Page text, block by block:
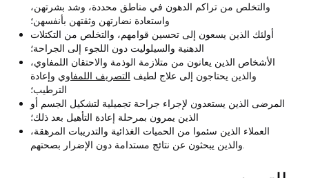
والتخلص من تراكم الدهون في مناطق محددة، وشد بشرتهن،
واستعادة نضارتهن وثقتهن بأنفسهن؛
أولئك الذين يسعون إلى تحسين قوامهم، والتخلص من التكتلات
الدهنية والسيلوليت دون اللجوء إلى الجراحة؛
الأشخاص الذين يعانون من متلازمة الوذمة والاحتقان اللمفاوي،
والذين يحتاجون إلى علاج لطيف التصريف اللمفاوي وإعادة
الترطيب؛
المرضى الذين يستعدون لإجراء جراحة تجميلية لتشكيل الجسم أو
الذين يمرون بمرحلة إعادة التأهيل بعد ذلك؛
العملاء الذين سئموا من الحميات الغذائية والتدريبات المرهقة،
والذين يبحثون عن نتائج مستدامة دون الإضرار بصحتهم.